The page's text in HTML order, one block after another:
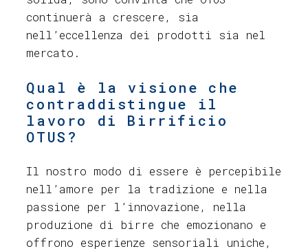
continuerà a crescere, sia
nell’eccellenza dei prodotti sia nel
mercato.
Qual è la visione che
contraddistingue il
lavoro di Birrificio
OTUS?
Il nostro modo di essere è percepibile
nell’amore per la tradizione e nella
passione per l’innovazione, nella
produzione di birre che emozionano e
offrono esperienze sensoriali uniche,